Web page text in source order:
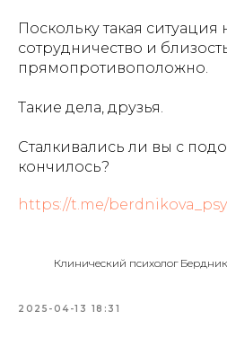
Поскольку такая ситуация
сотрудничество и
прямопротивоположно.
Такие дела, друзья.
Сталкивались ли вы с
кончилось?
https://t.me/berdnikova_psy
Клинический психолог
2025-04-13 18:31